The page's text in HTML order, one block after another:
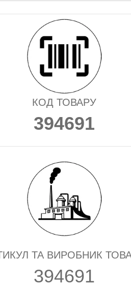
КОД ТОВАРУ
394691
ТА ВИРОБНИК
394691